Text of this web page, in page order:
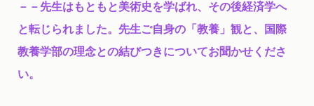
－－先生はもともと美術史を学ばれ、その後経済学へ
と転じられました。先生ご自身の「教養」観と、国際
教養学部の理念との結びつきについてお聞かせくださ
い。